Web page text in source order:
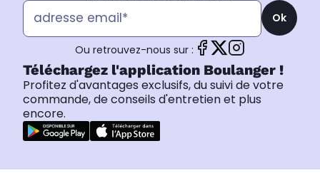
Ok
Ou retrouvez-nous sur :
Téléchargez l'application Boulanger !
Profitez d'avantages exclusifs, du suivi de votre
commande, de conseils d'entretien et plus
encore.